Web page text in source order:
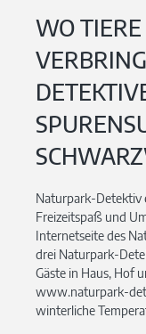
WO
Naturpark-Detektiv
Freizeitspaß und
Internetseite des
drei Naturpark-
Gäste in Haus, Hof
www.naturpark-
winterliche